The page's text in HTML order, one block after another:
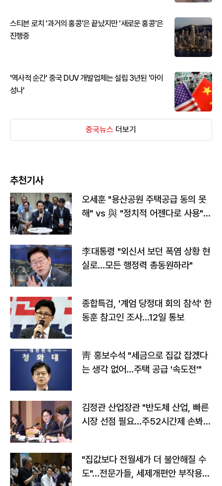
스티븐 로치 '과거의 홍콩'은 끝났지만 '새로운 홍콩'은
진행중
'역사적 순간' 중국 DUV 개발업체는 설립 3년된 '아이
성나'
중국뉴스 더보기
추천기사
오세훈 "용산공원 주택공급 동의 못
해" vs 與 "정치적 어젠다로 사용"
李대통령 "외신서 보던 폭염 상황 현
실로…모든 행정력 총동원하라"
종합특검, '계엄 당정대 회의 참석' 한
동훈 참고인 조사...12일 통보
靑 홍보수석 "세금으로 집값 잡겠다
는 생각 없어…주택 공급 '속도전'"
김정관 산업장관 "반도체 산업, 빠른
시장 선점 필요…주52시간제 손봐
"집값보다 전월세가 더 불안해질 수
도"…전문가들, 세제개편안 부작용